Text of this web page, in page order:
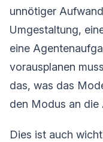
unnötiger
Umgestaltung,
eine
vorausplanen
das, was das
den Modus an die
Dies ist auch